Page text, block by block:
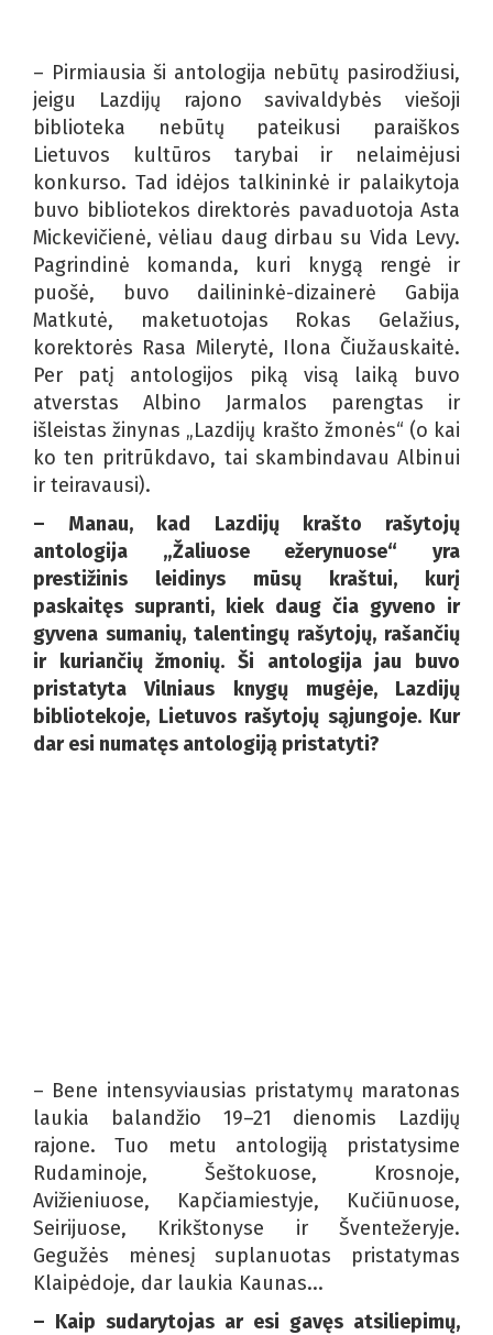
– Pirmiausia ši antologija nebūtų pasirodžiusi,
jeigu Lazdijų rajono savivaldybės viešoji
biblioteka nebūtų pateikusi paraiškos
Lietuvos kultūros tarybai ir nelaimėjusi
konkurso. Tad idėjos talkininkė ir palaikytoja
buvo bibliotekos direktorės pavaduotoja Asta
Mickevičienė, vėliau daug dirbau su Vida Levy.
Pagrindinė komanda, kuri knygą rengė ir
puošė, buvo dailininkė-dizainerė Gabija
Matkutė, maketuotojas Rokas Gelažius,
korektorės Rasa Milerytė, Ilona Čiužauskaitė.
Per patį antologijos piką visą laiką buvo
atverstas Albino Jarmalos parengtas ir
išleistas žinynas „Lazdijų krašto žmonės“ (o kai
ko ten pritrūkdavo, tai skambindavau Albinui
ir teiravausi).
– Manau, kad Lazdijų krašto rašytojų
antologija „Žaliuose ežerynuose“ yra
prestižinis leidinys mūsų kraštui, kurį
paskaitęs supranti, kiek daug čia gyveno ir
gyvena sumanių, talentingų rašytojų, rašančių
ir kuriančių žmonių. Ši antologija jau buvo
pristatyta Vilniaus knygų mugėje, Lazdijų
bibliotekoje, Lietuvos rašytojų sąjungoje. Kur
dar esi numatęs antologiją pristatyti?
– Bene intensyviausias pristatymų maratonas
laukia balandžio 19–21 dienomis Lazdijų
rajone. Tuo metu antologiją pristatysime
Rudaminoje, Šeštokuose, Krosnoje,
Avižieniuose, Kapčiamiestyje, Kučiūnuose,
Seirijuose, Krikštonyse ir Šventežeryje.
Gegužės mėnesį suplanuotas pristatymas
Klaipėdoje, dar laukia Kaunas...
– Kaip sudarytojas ar esi gavęs atsiliepimų,